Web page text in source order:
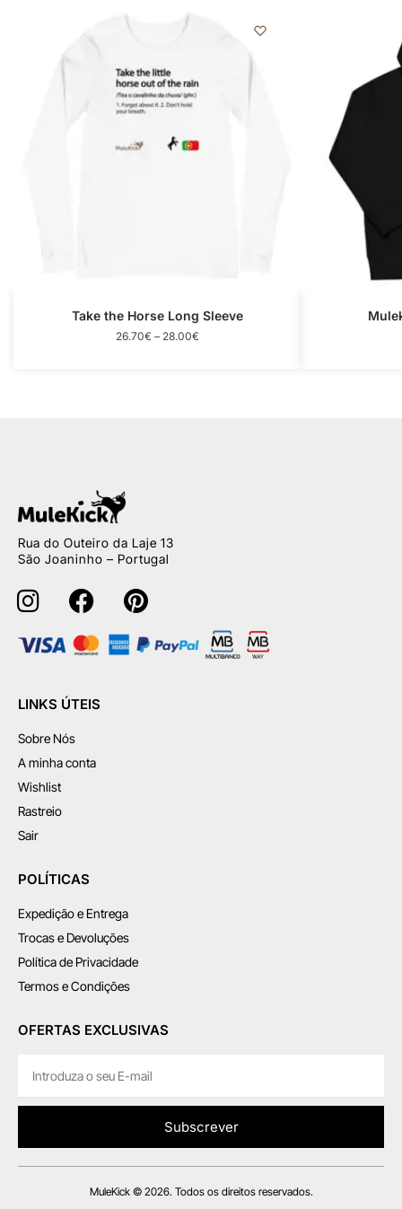
Take the Horse Long Sleeve
26.70€ – 28.00€
Rua do Outeiro da Laje 13
São Joaninho – Portugal
LINKS ÚTEIS
Sobre Nós
A minha conta
Wishlist
Rastreio
Sair
POLÍTICAS
Expedição e Entrega
Trocas e Devoluções
Política de Privacidade
Termos e Condições
OFERTAS EXCLUSIVAS
Subscrever
MuleKick © 2026. Todos os direitos reservados.